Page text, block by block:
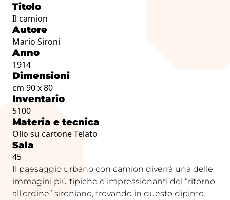
Titolo
Il camion
Autore
Mario Sironi
Anno
1914
Dimensioni
cm 90 x 80
Inventario
5100
Materia e tecnica
Olio su cartone Telato
Sala
45
Il paesaggio urbano con camion diverrà una delle
immagini più tipiche e impressionanti del “ritorno
all’ordine” sironiano, trovando in questo dipinto